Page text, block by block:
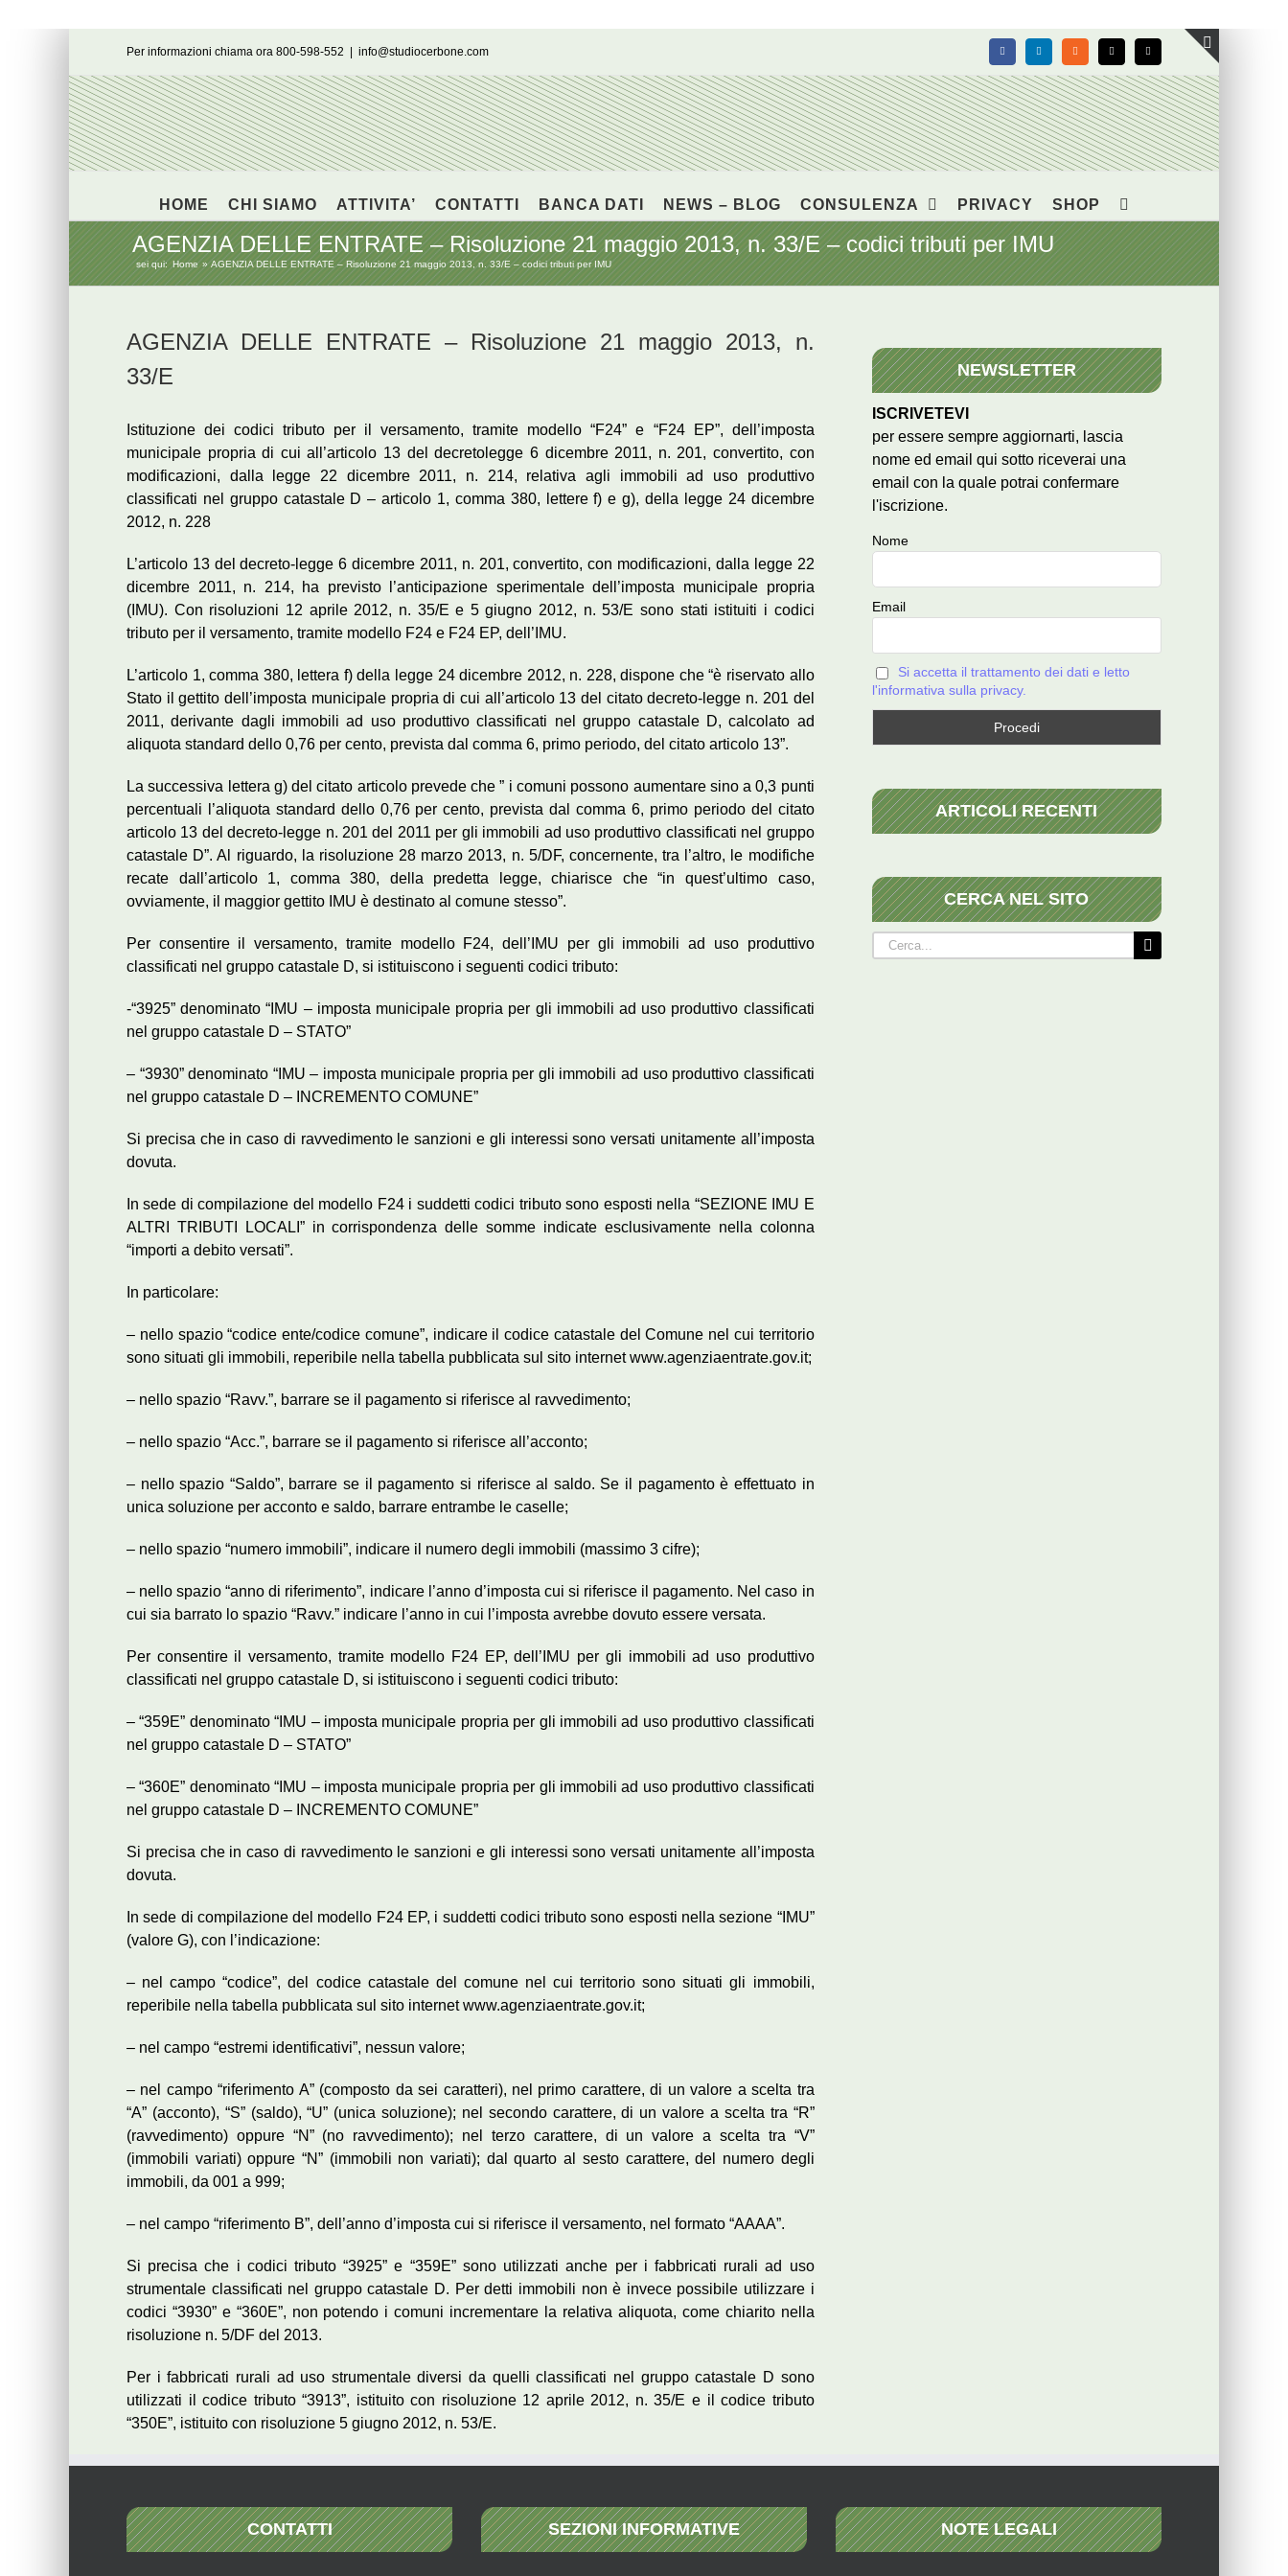
Per informazioni chiama ora 800-598-552 info@studiocerbone.com FacebookLinkedIn Rss X Email
HOME CHI SIAMO ATTIVITA’ CONTATTI BANCA DATI NEWS – BLOG CONSULENZA PRIVACY SHOP
AGENZIA DELLE ENTRATE – Risoluzione 21 maggio 2013, n. 33/E – codici tributi per IMU
sei qui: Home AGENZIA DELLE ENTRATE – Risoluzione 21 maggio 2013, n. 33/E – codici tributi per IMU
AGENZIA DELLE ENTRATE – Risoluzione 21 maggio 2013, n.
33/E
Istituzione dei codici tributo per il versamento, tramite modello “F24” e “F24 EP”, dell’imposta
municipale propria di cui all’articolo 13 del decretolegge 6 dicembre 2011, n. 201, convertito, con
modificazioni, dalla legge 22 dicembre 2011, n. 214, relativa agli immobili ad uso produttivo
classificati nel gruppo catastale D – articolo 1, comma 380, lettere f) e g), della legge 24 dicembre
2012, n. 228
L’articolo 13 del decreto-legge 6 dicembre 2011, n. 201, convertito, con modificazioni, dalla legge 22
dicembre 2011, n. 214, ha previsto l’anticipazione sperimentale dell’imposta municipale propria
(IMU). Con risoluzioni 12 aprile 2012, n. 35/E e 5 giugno 2012, n. 53/E sono stati istituiti i codici
tributo per il versamento, tramite modello F24 e F24 EP, dell’IMU.
L’articolo 1, comma 380, lettera f) della legge 24 dicembre 2012, n. 228, dispone che “è riservato allo
Stato il gettito dell’imposta municipale propria di cui all’articolo 13 del citato decreto-legge n. 201 del
2011, derivante dagli immobili ad uso produttivo classificati nel gruppo catastale D, calcolato ad
aliquota standard dello 0,76 per cento, prevista dal comma 6, primo periodo, del citato articolo 13”.
La successiva lettera g) del citato articolo prevede che ” i comuni possono aumentare sino a 0,3 punti
percentuali l’aliquota standard dello 0,76 per cento, prevista dal comma 6, primo periodo del citato
articolo 13 del decreto-legge n. 201 del 2011 per gli immobili ad uso produttivo classificati nel gruppo
catastale D”. Al riguardo, la risoluzione 28 marzo 2013, n. 5/DF, concernente, tra l’altro, le modifiche
recate dall’articolo 1, comma 380, della predetta legge, chiarisce che “in quest’ultimo caso,
ovviamente, il maggior gettito IMU è destinato al comune stesso”.
Per consentire il versamento, tramite modello F24, dell’IMU per gli immobili ad uso produttivo
classificati nel gruppo catastale D, si istituiscono i seguenti codici tributo:
-“3925” denominato “IMU – imposta municipale propria per gli immobili ad uso produttivo classificati
nel gruppo catastale D – STATO”
– “3930” denominato “IMU – imposta municipale propria per gli immobili ad uso produttivo classificati
nel gruppo catastale D – INCREMENTO COMUNE”
Si precisa che in caso di ravvedimento le sanzioni e gli interessi sono versati unitamente all’imposta
dovuta.
In sede di compilazione del modello F24 i suddetti codici tributo sono esposti nella “SEZIONE IMU E
ALTRI TRIBUTI LOCALI” in corrispondenza delle somme indicate esclusivamente nella colonna
“importi a debito versati”.
In particolare:
– nello spazio “codice ente/codice comune”, indicare il codice catastale del Comune nel cui territorio
sono situati gli immobili, reperibile nella tabella pubblicata sul sito internet www.agenziaentrate.gov.it;
– nello spazio “Ravv.”, barrare se il pagamento si riferisce al ravvedimento;
– nello spazio “Acc.”, barrare se il pagamento si riferisce all’acconto;
– nello spazio “Saldo”, barrare se il pagamento si riferisce al saldo. Se il pagamento è effettuato in
unica soluzione per acconto e saldo, barrare entrambe le caselle;
– nello spazio “numero immobili”, indicare il numero degli immobili (massimo 3 cifre);
– nello spazio “anno di riferimento”, indicare l’anno d’imposta cui si riferisce il pagamento. Nel caso in
cui sia barrato lo spazio “Ravv.” indicare l’anno in cui l’imposta avrebbe dovuto essere versata.
Per consentire il versamento, tramite modello F24 EP, dell’IMU per gli immobili ad uso produttivo
classificati nel gruppo catastale D, si istituiscono i seguenti codici tributo:
– “359E” denominato “IMU – imposta municipale propria per gli immobili ad uso produttivo classificati
nel gruppo catastale D – STATO”
– “360E” denominato “IMU – imposta municipale propria per gli immobili ad uso produttivo classificati
nel gruppo catastale D – INCREMENTO COMUNE”
Si precisa che in caso di ravvedimento le sanzioni e gli interessi sono versati unitamente all’imposta
dovuta.
In sede di compilazione del modello F24 EP, i suddetti codici tributo sono esposti nella sezione “IMU”
(valore G), con l’indicazione:
– nel campo “codice”, del codice catastale del comune nel cui territorio sono situati gli immobili,
reperibile nella tabella pubblicata sul sito internet www.agenziaentrate.gov.it;
– nel campo “estremi identificativi”, nessun valore;
– nel campo “riferimento A” (composto da sei caratteri), nel primo carattere, di un valore a scelta tra
“A” (acconto), “S” (saldo), “U” (unica soluzione); nel secondo carattere, di un valore a scelta tra “R”
(ravvedimento) oppure “N” (no ravvedimento); nel terzo carattere, di un valore a scelta tra “V”
(immobili variati) oppure “N” (immobili non variati); dal quarto al sesto carattere, del numero degli
immobili, da 001 a 999;
– nel campo “riferimento B”, dell’anno d’imposta cui si riferisce il versamento, nel formato “AAAA”.
Si precisa che i codici tributo “3925” e “359E” sono utilizzati anche per i fabbricati rurali ad uso
strumentale classificati nel gruppo catastale D. Per detti immobili non è invece possibile utilizzare i
codici “3930” e “360E”, non potendo i comuni incrementare la relativa aliquota, come chiarito nella
risoluzione n. 5/DF del 2013.
Per i fabbricati rurali ad uso strumentale diversi da quelli classificati nel gruppo catastale D sono
utilizzati il codice tributo “3913”, istituito con risoluzione 12 aprile 2012, n. 35/E e il codice tributo
“350E”, istituito con risoluzione 5 giugno 2012, n. 53/E.
NEWSLETTER
ISCRIVETEVI
per essere sempre aggiornarti, lascia
nome ed email qui sotto riceverai una
email con la quale potrai confermare
l'iscrizione.
Nome
Email
Si accetta il trattamento dei dati e letto
l'informativa sulla privacy.
ARTICOLI RECENTI
CERCA NEL SITO
Cerca
per:
CONTATTI SEZIONI INFORMATIVE NOTE LEGALI
Toggle
area
barra
scorrevole